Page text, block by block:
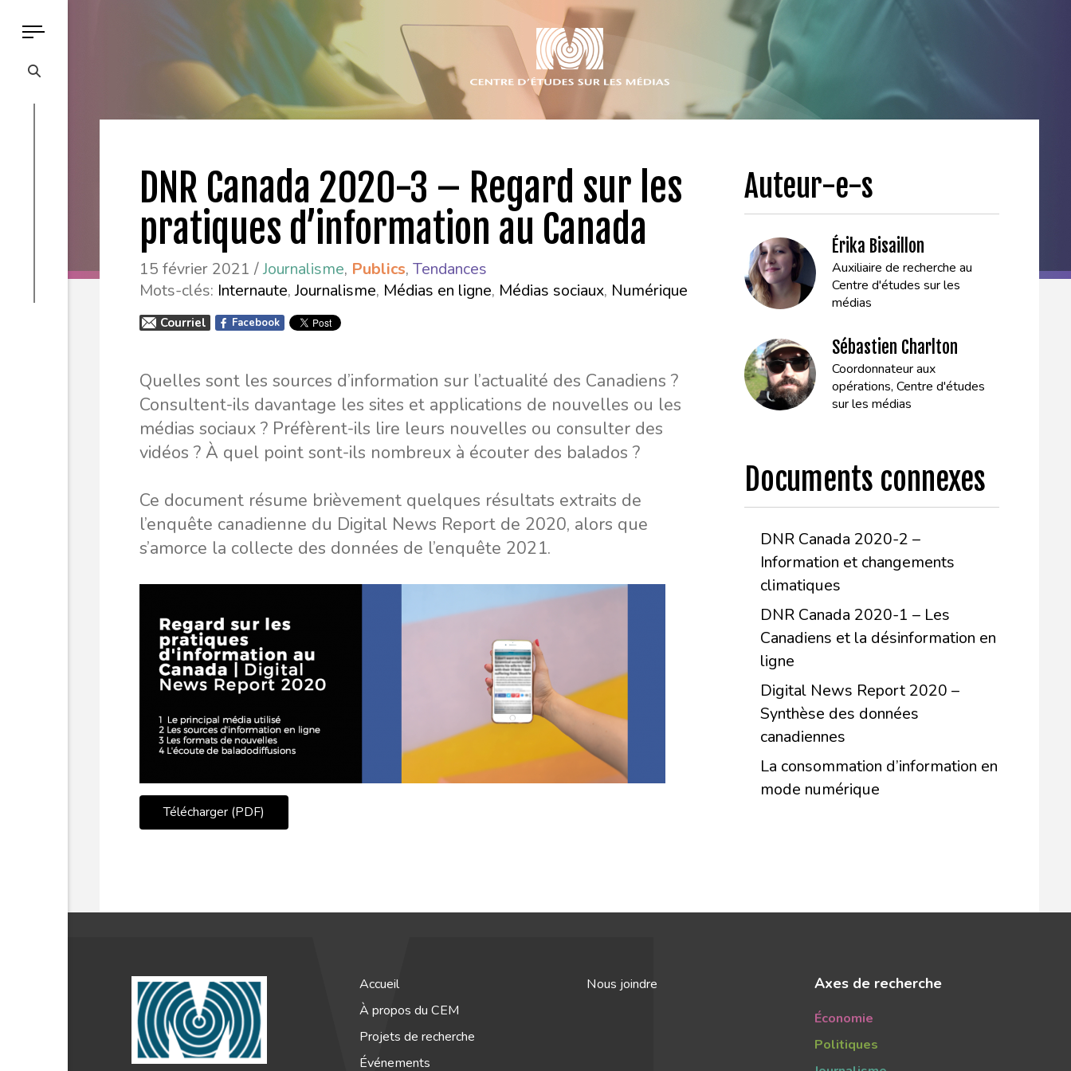
Auteur-e-s
Érika Bisaillon
Auxiliaire de recherche au
Centre d'études sur les
médias
Sébastien Charlton
Coordonnateur aux
opérations, Centre d'études
sur les médias
Documents connexes
DNR Canada 2020-2 –
Information et changements
climatiques
DNR Canada 2020-1 – Les
Canadiens et la désinformation en
ligne
Digital News Report 2020 –
Synthèse des données
canadiennes
La consommation d’information en
mode numérique
DNR Canada 2020-3 – Regard sur les
pratiques d’information au Canada
15 février 2021 /Journalisme, Publics, Tendances
Mots-clés: Internaute,Journalisme, Médias en ligne, Médias sociaux, Numérique
Courriel Facebook
Quelles sont les sources d’information sur l’actualité des Canadiens ?
Consultent-ils davantage les sites et applications de nouvelles ou les
médias sociaux ? Préfèrent-ils lire leurs nouvelles ou consulter des
vidéos ? À quel point sont-ils nombreux à écouter des balados ?
Ce document résume brièvement quelques résultats extraits de
l’enquête canadienne du Digital News Report de 2020, alors que
s’amorce la collecte des données de l’enquête 2021.
Télécharger (PDF)
Accueil
À propos du CEM
Projets de recherche
Événements
Nous joindre Axes de recherche
Économie
Politiques